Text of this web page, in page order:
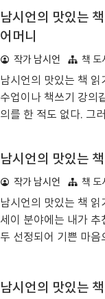
나 세기의 문호들의
상위에는 만년필과 책
책상 뒤엔 편안한 의자
책장이 늘어서있고 그
이 내가 꿈꾸는 서재
남시언의 맛있는
어머니
작가 남시언 책 도
남시언의 맛있는 책 읽
수업이나 책쓰기 강의
의를 한 적도 없다. 그
이다. 다시 한번 말하
본 적이 없다. 나에게
다. 책을 읽으며 글쓰
를 출간할 수 있다!'는
가르쳐준 것도 관련
남시언의 맛있는
작가 남시언 책 도
남시언의 맛있는 책 읽
세이 분야에는 내가
두 선정되어 기쁜 마
서적이라 기쁜 마음이
남시언의 맛있는